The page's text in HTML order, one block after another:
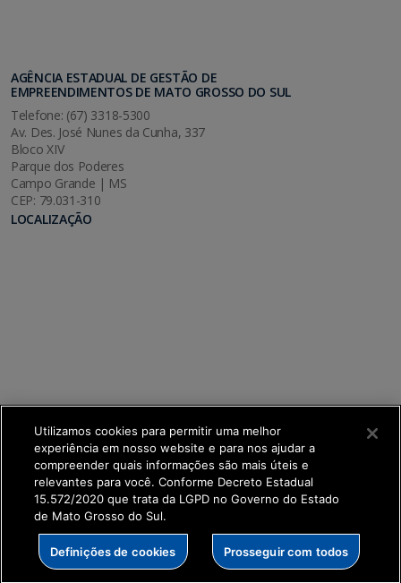
AGÊNCIA ESTADUAL DE GESTÃO DE
EMPREENDIMENTOS DE MATO GROSSO DO SUL
Telefone: (67) 3318-5300
Av. Des. José Nunes da Cunha, 337
Bloco XIV
Parque dos Poderes
Campo Grande | MS
CEP: 79.031-310
LOCALIZAÇÃO
SETDIG | Secretaria-Executiva de Transformação
Digital
Utilizamos cookies para permitir uma melhor
experiência em nosso website e para nos ajudar a
compreender quais informações são mais úteis e
relevantes para você. Conforme Decreto Estadual
15.572/2020 que trata da LGPD no Governo do Estado
de Mato Grosso do Sul.
Definições de cookies Prosseguir com todos